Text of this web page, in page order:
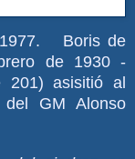
1977. Boris de
de 1930 -
201) asisitió al
del GM Alonso